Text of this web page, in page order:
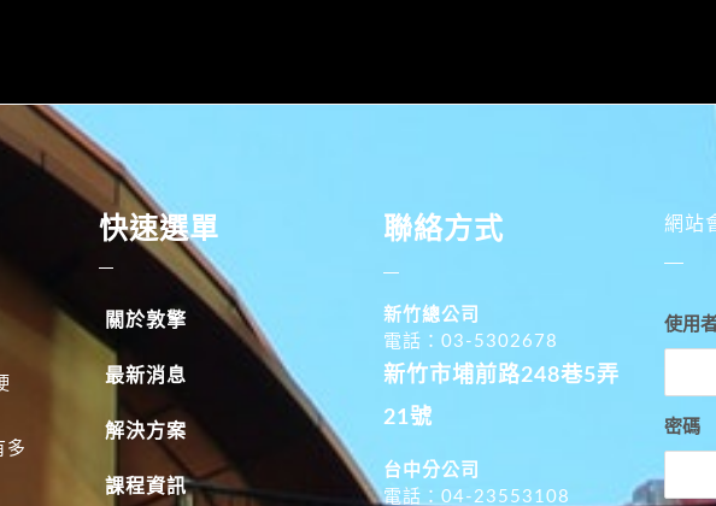
多
快速選單
關於敦擎
最新消息
解決方案
課程資訊
聯絡方式
新竹總公司
電話：03-5302678
新竹市埔前路248巷5弄
21號
台中分公司
電話：04-23553108
網站
使用
密碼